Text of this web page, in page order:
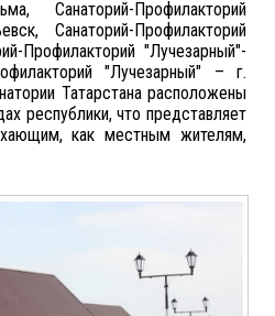
Санаторий-Профилакторий
Санаторий-Профилакторий
Профилакторий "Лучезарный"-
"Лучезарный" – г.
Татарстана расположены
республики, что представляет
как местным жителям,